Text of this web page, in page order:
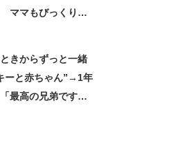
ママもびっくり
きからずっと一緒
ーと赤ちゃん”→1年
最高の兄弟です